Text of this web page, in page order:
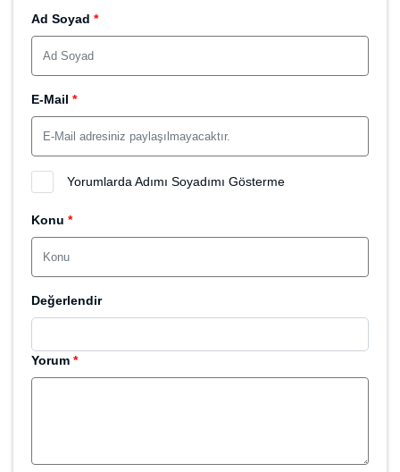
Ad Soyad
E-Mail
Yorumlarda Adımı Soyadımı Gösterme
Konu
Değerlendir